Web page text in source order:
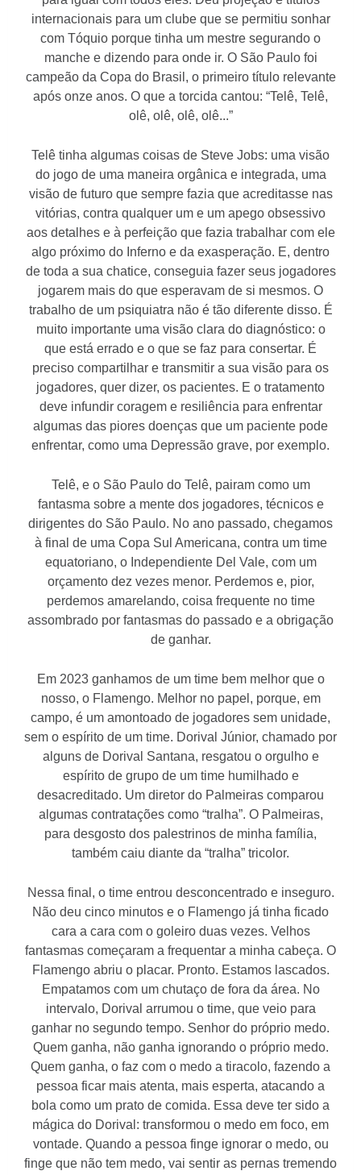
internacionais para um clube que se permitiu sonhar
com Tóquio porque tinha um mestre segurando o
manche e dizendo para onde ir. O São Paulo foi
campeão da Copa do Brasil, o primeiro título relevante
após onze anos. O que a torcida cantou: “Telê, Telê,
olê, olê, olê, olê...”
Telê tinha algumas coisas de Steve Jobs: uma visão
do jogo de uma maneira orgânica e integrada, uma
visão de futuro que sempre fazia que acreditasse nas
vitórias, contra qualquer um e um apego obsessivo
aos detalhes e à perfeição que fazia trabalhar com ele
algo próximo do Inferno e da exasperação. E, dentro
de toda a sua chatice, conseguia fazer seus jogadores
jogarem mais do que esperavam de si mesmos. O
trabalho de um psiquiatra não é tão diferente disso. É
muito importante uma visão clara do diagnóstico: o
que está errado e o que se faz para consertar. É
preciso compartilhar e transmitir a sua visão para os
jogadores, quer dizer, os pacientes. E o tratamento
deve infundir coragem e resiliência para enfrentar
algumas das piores doenças que um paciente pode
enfrentar, como uma Depressão grave, por exemplo.
Telê, e o São Paulo do Telê, pairam como um
fantasma sobre a mente dos jogadores, técnicos e
dirigentes do São Paulo. No ano passado, chegamos
à final de uma Copa Sul Americana, contra um time
equatoriano, o Independiente Del Vale, com um
orçamento dez vezes menor. Perdemos e, pior,
perdemos amarelando, coisa frequente no time
assombrado por fantasmas do passado e a obrigação
de ganhar.
Em 2023 ganhamos de um time bem melhor que o
nosso, o Flamengo. Melhor no papel, porque, em
campo, é um amontoado de jogadores sem unidade,
sem o espírito de um time. Dorival Júnior, chamado por
alguns de Dorival Santana, resgatou o orgulho e
espírito de grupo de um time humilhado e
desacreditado. Um diretor do Palmeiras comparou
algumas contratações como “tralha”. O Palmeiras,
para desgosto dos palestrinos de minha família,
também caiu diante da “tralha” tricolor.
Nessa final, o time entrou desconcentrado e inseguro.
Não deu cinco minutos e o Flamengo já tinha ficado
cara a cara com o goleiro duas vezes. Velhos
fantasmas começaram a frequentar a minha cabeça. O
Flamengo abriu o placar. Pronto. Estamos lascados.
Empatamos com um chutaço de fora da área. No
intervalo, Dorival arrumou o time, que veio para
ganhar no segundo tempo. Senhor do próprio medo.
Quem ganha, não ganha ignorando o próprio medo.
Quem ganha, o faz com o medo a tiracolo, fazendo a
pessoa ficar mais atenta, mais esperta, atacando a
bola como um prato de comida. Essa deve ter sido a
mágica do Dorival: transformou o medo em foco, em
vontade. Quando a pessoa finge ignorar o medo, ou
finge que não tem medo, vai sentir as pernas tremendo